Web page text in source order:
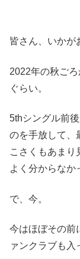
皆さん、いかが
2022年の秋ご
ぐらい。
5thシングル前
のを手放して、
こさくもあまり
よく分からなか
で、今。
今はほぼその前
ァンクラブも入